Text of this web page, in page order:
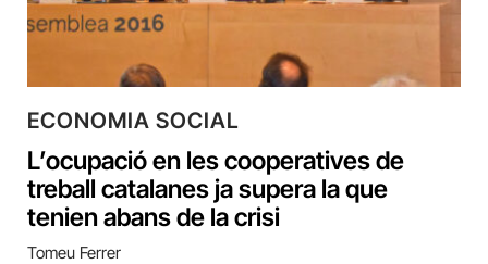
ECONOMIA SOCIAL
L’ocupació en les cooperatives de
treball catalanes ja supera la que
tenien abans de la crisi
Tomeu Ferrer